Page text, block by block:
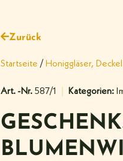
Zurück
Startseite / Honiggläser,
Art. -Nr. 587/1 Kategorien: